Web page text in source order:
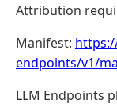
Attribution
Manifest:
endpoints/v1/
LLM Endpoints